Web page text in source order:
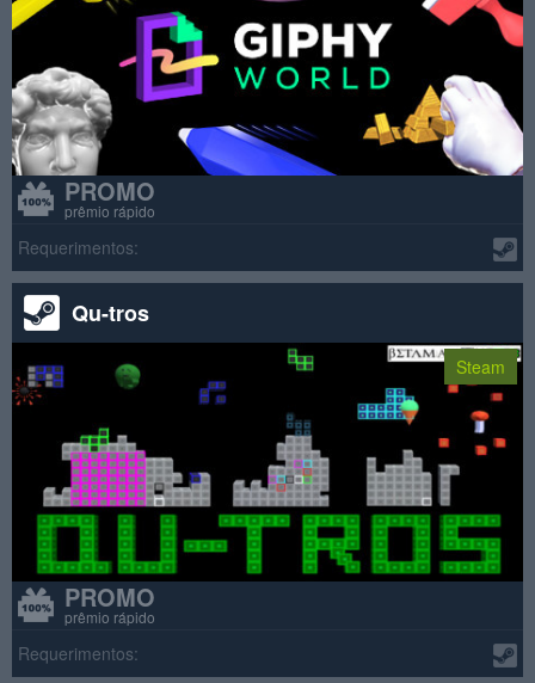
PROMO
prêmio rápido
Requerimentos:
Qu-tros
Steam
PROMO
prêmio rápido
Requerimentos: